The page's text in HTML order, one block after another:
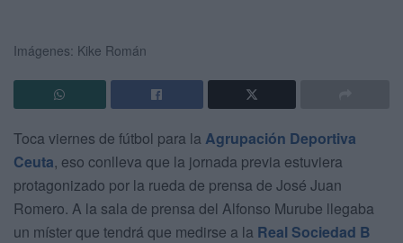
Imágenes: Kike Román
Toca viernes de fútbol para la Agrupación Deportiva
Ceuta, eso conlleva que la jornada previa estuviera
protagonizado por la rueda de prensa de José Juan
Romero. A la sala de prensa del Alfonso Murube llegaba
un míster que tendrá que medirse a la Real Sociedad B